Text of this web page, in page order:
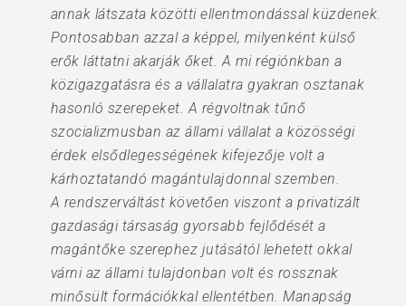
annak látszata közötti ellentmondással küzdenek.
Pontosabban azzal a képpel, milyenként külső
erők láttatni akarják őket. A mi régiónkban a
közigazgatásra és a vállalatra gyakran osztanak
hasonló szerepeket. A régvoltnak tűnő
szocializmusban az állami vállalat a közösségi
érdek elsődlegességének kifejezője volt a
kárhoztatandó magántulajdonnal szemben.
A rendszerváltást követően viszont a privatizált
gazdasági társaság gyorsabb fejlődését a
magántőke szerephez jutásától lehetett okkal
várni az állami tulajdonban volt és rossznak
minősült formációkkal ellentétben. Manapság